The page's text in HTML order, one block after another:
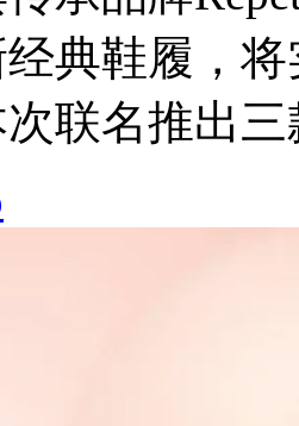
典鞋履，
联名推出